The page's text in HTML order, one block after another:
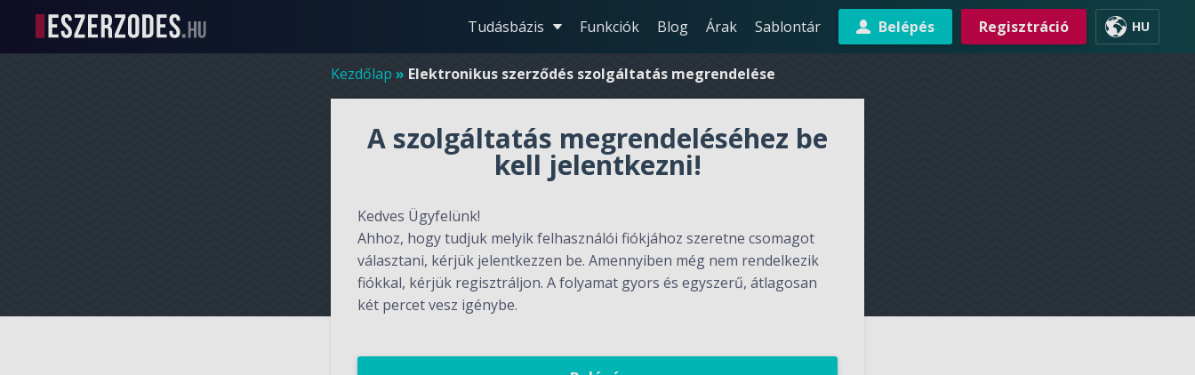
HU
Regisztráció
Belépés
Tudásbázis Funkciók Blog Árak Sablontár
Kezdőlap » Elektronikus szerződés szolgáltatás megrendelése
A szolgáltatás megrendeléséhez be
kell jelentkezni!
Kedves Ügyfelünk!
Ahhoz, hogy tudjuk melyik felhasználói fiókjához szeretne csomagot
választani, kérjük jelentkezzen be. Amennyiben még nem rendelkezik
fiókkal, kérjük regisztráljon. A folyamat gyors és egyszerű, átlagosan
két percet vesz igénybe.